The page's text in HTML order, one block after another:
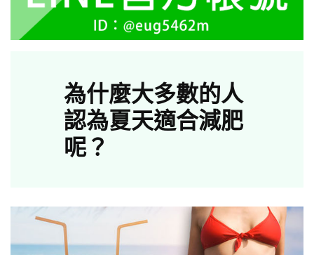
為什麼大多數的人
認為夏天適合減肥
呢？